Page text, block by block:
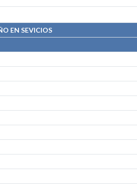
EN SEVICIOS